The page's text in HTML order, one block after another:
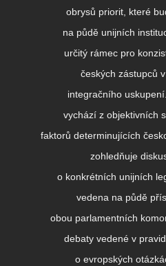
obrysů priorit, které
na půdě unijních
určitý rámec pro
českých zástupců
integračního
vychází z objektivních
faktorů determinujících
zohledňuje
o konkrétních unijních
vedena na půdě
obou parlamentních
debaty vedené v
o evropských